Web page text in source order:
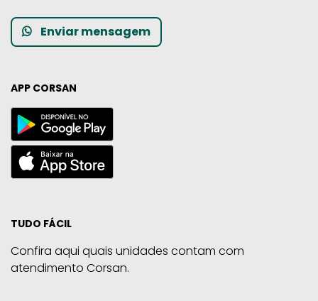
Enviar mensagem
APP CORSAN
TUDO FÁCIL
Confira aqui quais unidades contam com
atendimento Corsan.